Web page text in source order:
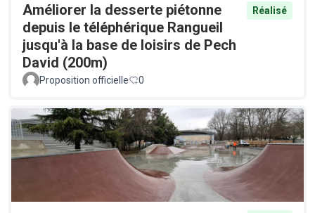
Améliorer la desserte piétonne
depuis le téléphérique Rangueil
jusqu'à la base de loisirs de Pech
David (200m)
Réalisé
Proposition officielle 0